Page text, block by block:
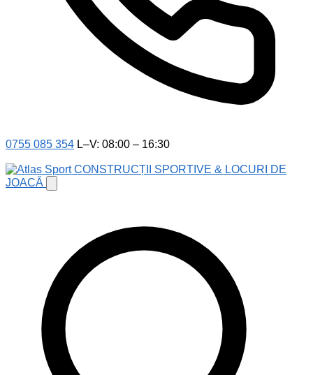
0755 085 354 L–V: 08:00 – 16:30
CONSTRUCȚII SPORTIVE & LOCURI DE
JOACĂ